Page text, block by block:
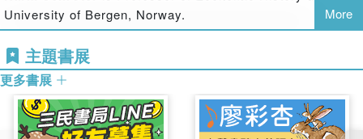
regulation, organization and delivery of utility services.
Business History
University of Bergen, Norway.
More
主題書展
更多書展